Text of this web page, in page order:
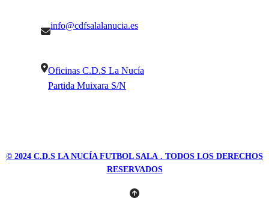
info@cdfsalalanucia.es
Oficinas C.D.S La Nucía
Partida Muixara S/N
© 2024 C.D.S LA NUCÍA FUTBOL SALA . TODOS LOS DERECHOS
RESERVADOS